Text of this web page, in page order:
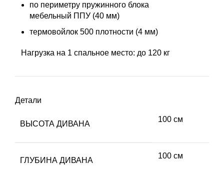
по периметру пружинного блока
мебельный ППУ (40 мм)
термовойлок 500 плотности (4 мм)
Нагрузка на 1 спальное место: до 120 кг
Детали
ВЫСОТА ДИВАНА
100 см
ГЛУБИНА ДИВАНА
100 см